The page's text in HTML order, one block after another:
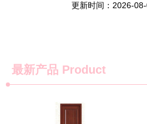
更新时间：2026-
最新产品 Product